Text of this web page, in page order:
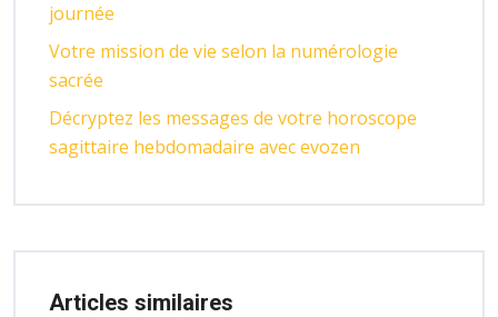
journée
Votre mission de vie selon la numérologie
sacrée
Décryptez les messages de votre horoscope
sagittaire hebdomadaire avec evozen
Articles similaires